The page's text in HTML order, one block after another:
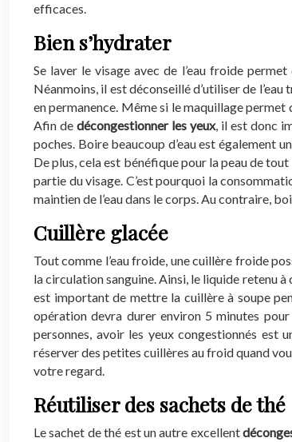
efficaces.
Bien s’hydrater
Se laver le visage avec de l’eau froide
Néanmoins, il est déconseillé d’utiliser de
en permanence. Même si le maquillage permet
Afin dedécongestionner les yeux, il est donc
poches. Boire beaucoup d’eau est également
De plus, cela est bénéfique pour la peau de
partie du visage. C’est pourquoi la
maintien de l’eau dans le corps. Au contraire,
Cuillère glacée
Tout comme l’eau froide, une cuillère froide
la circulation sanguine. Ainsi, le liquide retenu
est important de mettre la cuillère à soupe
opération devra durer environ 5 minutes
personnes, avoir les yeux congestionnés est
réserver des petites cuillères au froid quand
votre regard.
Réutiliser des sachets de thé
Le sachet de thé est un autre excellent